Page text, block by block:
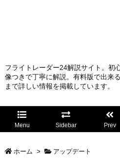
フライトレーダー24解説サイト。初
像つきで丁寧に解説。有料版で出来
まで詳しい情報を掲載しています。
Menu Sidebar Prev
ホーム > アップデート